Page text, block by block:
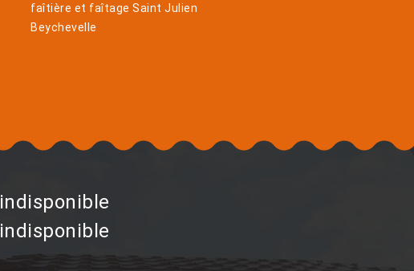
faîtière et faîtage Saint Julien
Beychevelle
indisponible
indisponible